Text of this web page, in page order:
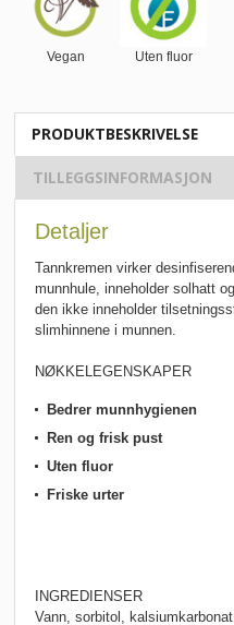
Vegan Uten fluor
PRODUKTBESKRIVELSE
TILLEGGSINFORMASJON
Detaljer
Tannkremen virker
munnhule, inneholder solhatt
den ikke inneholder
slimhinnene i munnen.
NØKKELEGENSKAPER
Bedrer munnhygienen
Ren og frisk pust
Uten fluor
Friske urter
INGREDIENSER
Vann, sorbitol,